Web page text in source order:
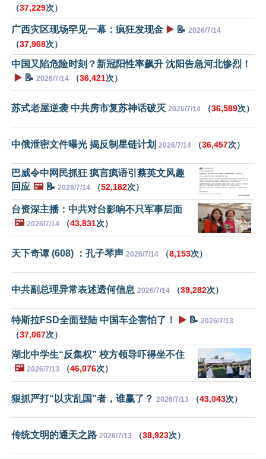
（37,229次）
广西灾区现场罕见一幕：疯狂发现金 ▶️ 📝 2026/7/14
（37,968次）
中国又陷危险时刻？新冠阳性率飙升 沈阳告急河北惨烈！
▶️ 📝 2026/7/14 （36,421次）
苏式老屋逆袭 中共房市复苏神话破灭 2026/7/14 （36,589次）
中俄泄密文件曝光 揭反制星链计划 2026/7/14 （36,457次）
巴威令中网民抓狂 疯言疯语引蔡英文风趣
回应 🖼️📝 2026/7/14 （52,182次）
台资深主播：中共对台影响不只军事层面
🖼️ 2026/7/14 （43,831次）
天下奇谭 (608) ：孔子琴声 2026/7/14 （8,153次）
中共副总理异常表述透何信息 2026/7/14 （39,282次）
特斯拉FSD全面登陆 中国车企害怕了！ ▶️ 📝 2026/7/13
（37,067次）
湖北中学生“反集权” 校方领导吓得坐不住
🖼️ 2026/7/13 （46,076次）
狠抓严打“以灾乱国”者，谁赢了？ 2026/7/13 （43,043次）
传统文明的通天之路 2026/7/13 （38,923次）